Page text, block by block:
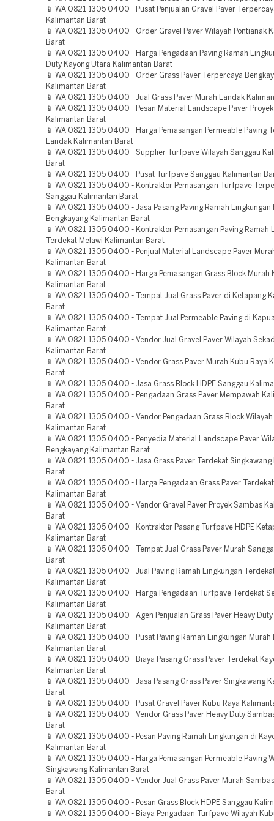
📱 WA 0821 1305 0400 - Pusat Penjualan Gravel Paver
Kalimantan Barat
📱 WA 0821 1305 0400 - Order Gravel Paver Wilayah Pontianak
Barat
📱 WA 0821 1305 0400 - Harga Pengadaan Paving Ramah
Duty Kayong Utara Kalimantan Barat
📱 WA 0821 1305 0400 - Order Grass Paver Terpercaya
Kalimantan Barat
📱 WA 0821 1305 0400 - Jual Grass Paver Murah Landak
📱 WA 0821 1305 0400 - Pesan Material Landscape Paver
Kalimantan Barat
📱 WA 0821 1305 0400 - Harga Pemasangan Permeable Paving
Landak Kalimantan Barat
📱 WA 0821 1305 0400 - Supplier Turfpave Wilayah Sanggau
Barat
📱 WA 0821 1305 0400 - Pusat Turfpave Sanggau Kalimantan
📱 WA 0821 1305 0400 - Kontraktor Pemasangan Turfpave
Sanggau Kalimantan Barat
📱 WA 0821 1305 0400 - Jasa Pasang Paving Ramah Lingkungan
Bengkayang Kalimantan Barat
📱 WA 0821 1305 0400 - Kontraktor Pemasangan Paving Ramah
Terdekat Melawi Kalimantan Barat
📱 WA 0821 1305 0400 - Penjual Material Landscape Paver
Kalimantan Barat
📱 WA 0821 1305 0400 - Harga Pemasangan Grass Block Murah
Kalimantan Barat
📱 WA 0821 1305 0400 - Tempat Jual Grass Paver di Ketapang
Barat
📱 WA 0821 1305 0400 - Tempat Jual Permeable Paving di
Kalimantan Barat
📱 WA 0821 1305 0400 - Vendor Jual Gravel Paver Wilayah
Kalimantan Barat
📱 WA 0821 1305 0400 - Vendor Grass Paver Murah Kubu Raya
Barat
📱 WA 0821 1305 0400 - Jasa Grass Block HDPE Sanggau
📱 WA 0821 1305 0400 - Pengadaan Grass Paver Mempawah
Barat
📱 WA 0821 1305 0400 - Vendor Pengadaan Grass Block Wilayah
Kalimantan Barat
📱 WA 0821 1305 0400 - Penyedia Material Landscape Paver
Bengkayang Kalimantan Barat
📱 WA 0821 1305 0400 - Jasa Grass Paver Terdekat Singkawang
Barat
📱 WA 0821 1305 0400 - Harga Pengadaan Grass Paver
Kalimantan Barat
📱 WA 0821 1305 0400 - Vendor Gravel Paver Proyek Sambas
Barat
📱 WA 0821 1305 0400 - Kontraktor Pasang Turfpave HDPE
Kalimantan Barat
📱 WA 0821 1305 0400 - Tempat Jual Grass Paver Murah
Barat
📱 WA 0821 1305 0400 - Jual Paving Ramah Lingkungan
Kalimantan Barat
📱 WA 0821 1305 0400 - Harga Pengadaan Turfpave Terdekat
Kalimantan Barat
📱 WA 0821 1305 0400 - Agen Penjualan Grass Paver Heavy
Kalimantan Barat
📱 WA 0821 1305 0400 - Pusat Paving Ramah Lingkungan Murah
Kalimantan Barat
📱 WA 0821 1305 0400 - Biaya Pasang Grass Paver Terdekat
Kalimantan Barat
📱 WA 0821 1305 0400 - Jasa Pasang Grass Paver Singkawang
Barat
📱 WA 0821 1305 0400 - Pusat Gravel Paver Kubu Raya
📱 WA 0821 1305 0400 - Vendor Grass Paver Heavy Duty
Barat
📱 WA 0821 1305 0400 - Pesan Paving Ramah Lingkungan di
Kalimantan Barat
📱 WA 0821 1305 0400 - Harga Pemasangan Permeable Paving
Singkawang Kalimantan Barat
📱 WA 0821 1305 0400 - Vendor Jual Grass Paver Murah
Barat
📱 WA 0821 1305 0400 - Pesan Grass Block HDPE Sanggau
📱 WA 0821 1305 0400 - Biaya Pengadaan Turfpave Wilayah